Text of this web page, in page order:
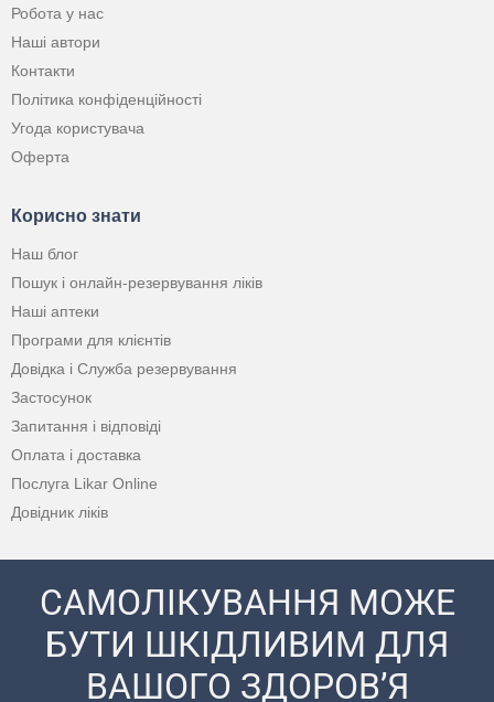
Робота у нас
Наші автори
Контакти
Політика конфіденційності
Угода користувача
Оферта
Корисно знати
Наш блог
Пошук і онлайн-резервування ліків
Наші аптеки
Програми для клієнтів
Довідка і Служба резервування
Застосунок
Запитання і відповіді
Оплата і доставка
Послуга Likar Online
Довідник ліків
САМОЛІКУВАННЯ МОЖЕ
БУТИ ШКІДЛИВИМ ДЛЯ
ВАШОГО ЗДОРОВ’Я